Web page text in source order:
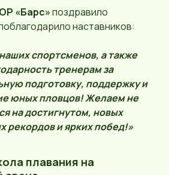
«Барс»поздравило
наставников:
спортсменов, а также
тренерам за
подготовку, поддержку и
юных пловцов! Желаем не
на достигнутом, новых
рекордов и ярких побед!»
плавания на